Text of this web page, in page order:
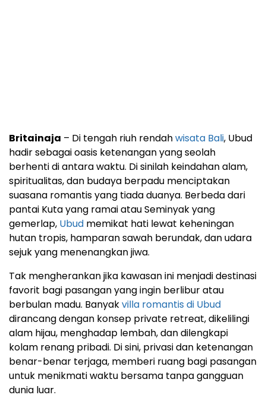
Britainaja – Di tengah riuh rendahwisata Bali, Ubud
hadir sebagai oasis ketenangan yang seolah
berhenti di antara waktu. Di sinilah keindahan alam,
spiritualitas, dan budaya berpadu menciptakan
suasana romantis yang tiada duanya. Berbeda dari
pantai Kuta yang ramai atau Seminyak yang
gemerlap, Ubud memikat hati lewat keheningan
hutan tropis, hamparan sawah berundak, dan udara
sejuk yang menenangkan jiwa.
Tak mengherankan jika kawasan ini menjadi destinasi
favorit bagi pasangan yang ingin berlibur atau
berbulan madu. Banyakvilla romantis di Ubud
dirancang dengan konsep private retreat, dikelilingi
alam hijau, menghadap lembah, dan dilengkapi
kolam renang pribadi. Di sini, privasi dan ketenangan
benar-benar terjaga, memberi ruang bagi pasangan
untuk menikmati waktu bersama tanpa gangguan
dunia luar.